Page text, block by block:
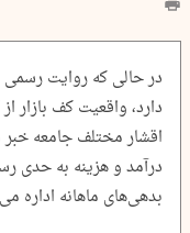
در حالی که روایت رسمی
دارد، واقعیت کف
اقشار مختلف جامعه
درآمد و هزینه به حدی
بدهی‌های ماهانه اداره